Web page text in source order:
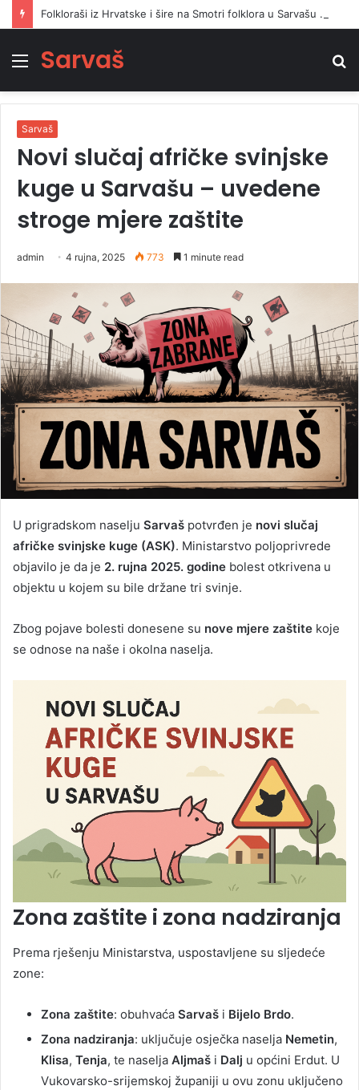
Folkloraši iz Hrvatske i šire na Smotri folklora u Sarvašu oživjeli narodnu pjesmu i ples
Izbornik
Sarvaš
Sarvaš
Novi slučaj afričke svinjske
kuge u Sarvašu – uvedene
stroge mjere zaštite
admin 4 rujna, 2025 773 1 minute read
U prigradskom naselju Sarvaš potvrđen je novi slučaj
afričke svinjske kuge (ASK). Ministarstvo poljoprivrede
objavilo je da je 2. rujna 2025. godine bolest otkrivena u
objektu u kojem su bile držane tri svinje.
Zbog pojave bolesti donesene su nove mjere zaštite koje
se odnose na naše i okolna naselja.
Zona zaštite i zona nadziranja
Prema rješenju Ministarstva, uspostavljene su sljedeće
zone:
Zona zaštite: obuhvaća Sarvaš i Bijelo Brdo.
Zona nadziranja: uključuje osječka naselja Nemetin,
Klisa, Tenja, te naselja Aljmaš i Dalj u općini Erdut. U
Vukovarsko-srijemskoj županiji u ovu zonu uključeno